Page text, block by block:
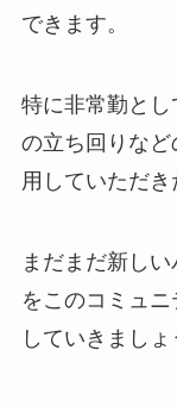
できます。
特に非常勤と
の立ち回りな
用していただき
まだまだ新し
をこのコミュ
していきましょ